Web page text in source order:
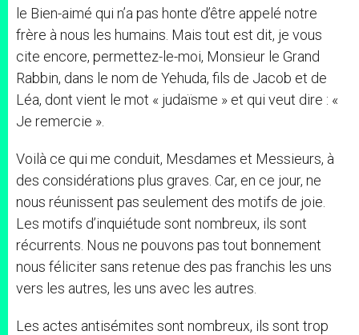
le Bien-aimé qui n’a pas honte d’être appelé notre
frère à nous les humains. Mais tout est dit, je vous
cite encore, permettez-le-moi, Monsieur le Grand
Rabbin, dans le nom de Yehuda, fils de Jacob et de
Léa, dont vient le mot « judaïsme » et qui veut dire : «
Je remercie ».
Voilà ce qui me conduit, Mesdames et Messieurs, à
des considérations plus graves. Car, en ce jour, ne
nous réunissent pas seulement des motifs de joie.
Les motifs d’inquiétude sont nombreux, ils sont
récurrents. Nous ne pouvons pas tout bonnement
nous féliciter sans retenue des pas franchis les uns
vers les autres, les uns avec les autres.
Les actes antisémites sont nombreux, ils sont trop